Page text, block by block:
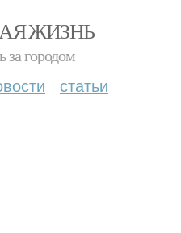
ЖИЗНЬ
за городом
статьи